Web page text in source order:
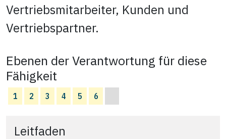
Vertriebsmitarbeiter, Kunden und
Vertriebspartner.
Ebenen der Verantwortung für diese
Fähigkeit
1 2 3 4 5 6
Leitfaden